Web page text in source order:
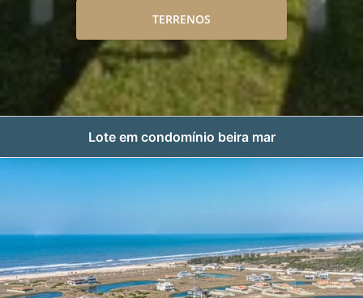
TERRENOS
Lote em condomínio beira mar